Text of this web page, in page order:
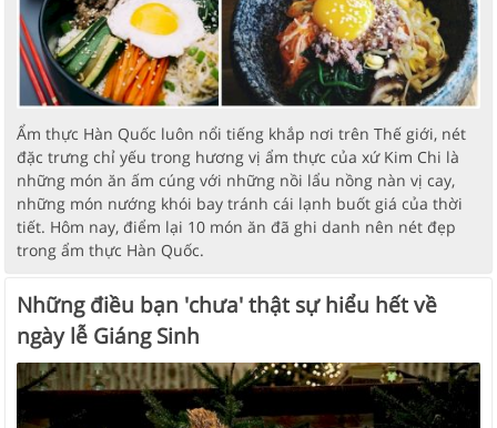
Ẩm thực Hàn Quốc luôn nổi tiếng khắp nơi trên Thế giới, nét
đặc trưng chỉ yếu trong hương vị ẩm thực của xứ Kim Chi là
những món ăn ấm cúng với những nồi lẩu nồng nàn vị cay,
những món nướng khói bay tránh cái lạnh buốt giá của thời
tiết. Hôm nay, điểm lại 10 món ăn đã ghi danh nên nét đẹp
trong ẩm thực Hàn Quốc.
Những điều bạn 'chưa' thật sự hiểu hết về
ngày lễ Giáng Sinh